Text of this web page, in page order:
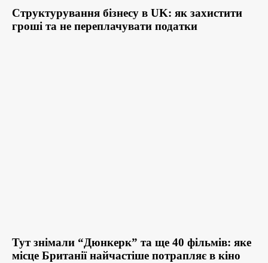
Структурування бізнесу в UK: як захистити
гроші та не переплачувати податки
Тут знімали “Дюнкерк” та ще 40 фільмів: яке
місце Британії найчастіше потрапляє в кіно